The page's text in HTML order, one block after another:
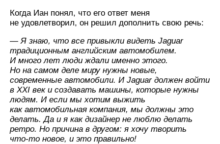
Когда Иан понял, что его ответ меня
не удовлетворил, он решил дополнить свою речь:
— Я знаю, что все привыкли видеть Jaguar
традиционным английским автомобилем.
И много лет люди ждали именно этого.
Но на самом деле миру нужны новые,
современные автомобили. И Jaguar должен войти
в XXI век и создавать машины, которые нужны
людям. И если мы хотим выжить
как автомобильная компания, мы должны это
делать. Да и я как дизайнер не люблю делать
ретро. Но причина в другом: я хочу творить
что-то новое, и это правильно!